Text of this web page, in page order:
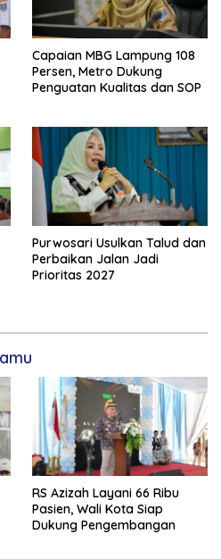
Capaian MBG Lampung 108
Persen, Metro Dukung
Penguatan Kualitas dan SOP
Purwosari Usulkan Talud dan
Perbaikan Jalan Jadi
Prioritas 2027
RS Azizah Layani 66 Ribu
Pasien, Wali Kota Siap
Dukung Pengembangan